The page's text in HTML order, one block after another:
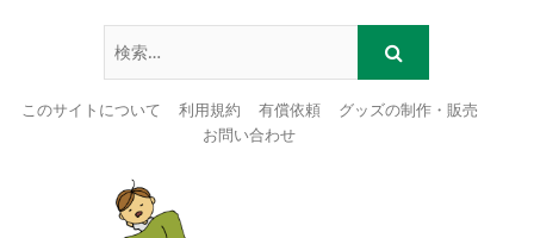
このサイトについて 利用規約 有償依頼
グッズの制作・販売
お問い合わせ
content